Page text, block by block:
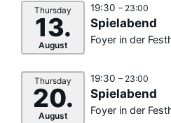
Thursday
13.
August
19:30 – 23:00
Spielabend
Foyer in der
Thursday
20.
August
19:30 – 23:00
Spielabend
Foyer in der